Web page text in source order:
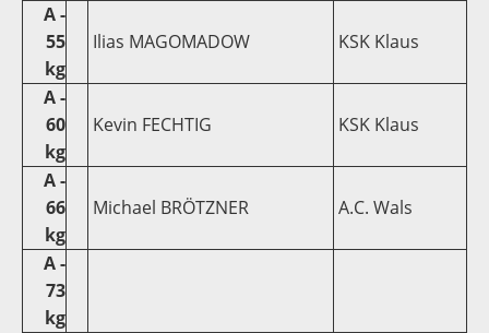
A -
55
kg
Ilias MAGOMADOW KSK Klaus
A -
60
kg
Kevin FECHTIG KSK Klaus
A -
66
kg
Michael BRÖTZNER A.C. Wals
A -
73
kg